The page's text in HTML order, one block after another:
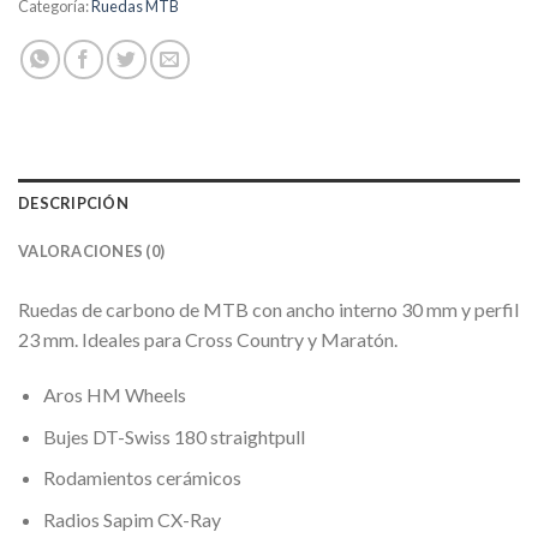
Categoría: Ruedas MTB
DESCRIPCIÓN
VALORACIONES (0)
Ruedas de carbono de MTB con ancho interno 30 mm y perfil
23 mm. Ideales para Cross Country y Maratón.
Aros HM Wheels
Bujes DT-Swiss 180 straightpull
Rodamientos cerámicos
Radios Sapim CX-Ray